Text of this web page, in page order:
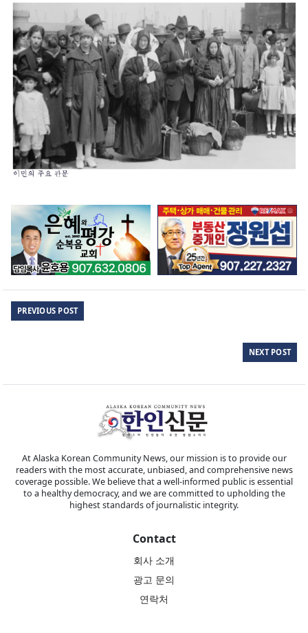
PREVIOUS POST
NEXT POST
At Alaska Korean Community News, our mission is to provide our
readers with the most accurate, unbiased, and comprehensive news
coverage possible. We believe that a well-informed public is essential
to a healthy democracy, and we are committed to upholding the
highest standards of journalistic integrity.
Contact
회사 소개
광고 문의
연락처